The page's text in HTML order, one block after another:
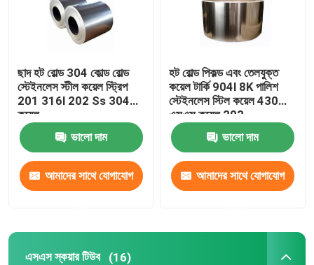
ছাদ হট রোল্ড 304 কোল্ড রোল্ড
স্টেইনলেস স্টীল কয়েল স্ট্রিপ
201 316l 202 Ss 304
কয়েল
ভালো দাম
আমাদের সাথে যোগাযোগ
হট রোল্ড পিকল্ড এবং তেলযুক্ত
কয়েল টার্কি 904l 8K পালিশ
স্টেইনলেস স্টিল কয়েল 430
এসএস কয়েল 202
ভালো দাম
আমাদের সাথে যোগাযোগ
এসএস স্কয়ার টিউব (16)